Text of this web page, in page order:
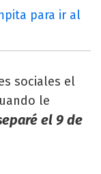
para ir al
sociales el
le
el 9 de